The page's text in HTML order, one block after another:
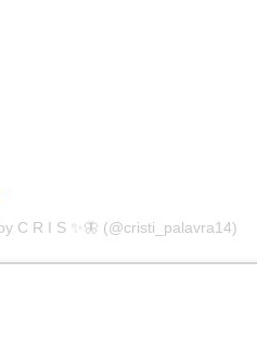
C R I S ✨🦋 (@cristi_palavra14)